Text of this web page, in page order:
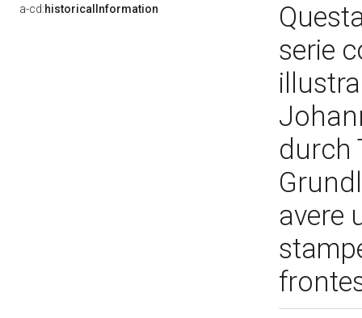
a-cd:historicalInformation
serie
durch
avere